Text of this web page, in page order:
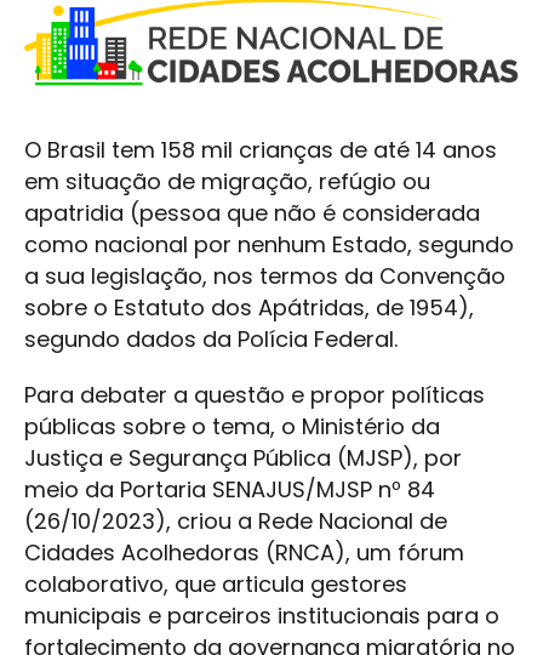
O Brasil tem 158 mil crianças de até 14 anos
em situação de migração, refúgio ou
apatridia (pessoa que não é considerada
como nacional por nenhum Estado, segundo
a sua legislação, nos termos da Convenção
sobre o Estatuto dos Apátridas, de 1954),
segundo dados da Polícia Federal.
Para debater a questão e propor políticas
públicas sobre o tema, o Ministério da
Justiça e Segurança Pública (MJSP), por
meio da Portaria SENAJUS/MJSP nº 84
(26/10/2023), criou a Rede Nacional de
Cidades Acolhedoras (RNCA), um fórum
colaborativo, que articula gestores
municipais e parceiros institucionais para o
fortalecimento da governança migratória no